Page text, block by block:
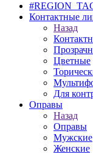
Контактные
Назад
Цветные
Для
Оправы
Назад
Оправы
Мужские
Женские